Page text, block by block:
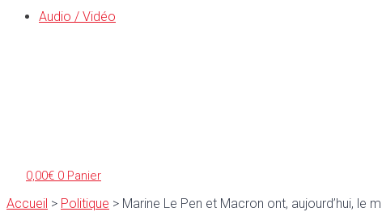
Audio / Vidéo
0,00€ 0 Panier
Accueil > Politique > Marine Le Pen et Macron ont, aujourd’hui,